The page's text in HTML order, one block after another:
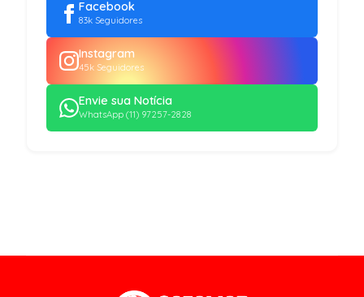
Facebook
83k Seguidores
Instagram
45k Seguidores
Envie sua Notícia
WhatsApp (11) 97257-2828